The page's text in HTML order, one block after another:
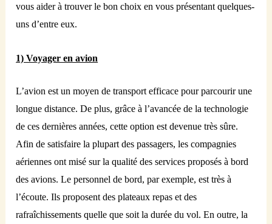
vous aider à trouver le bon choix en vous présentant quelques-
uns d’entre eux.
1) Voyager en avion
L’avion est un moyen de transport efficace pour parcourir une
longue distance. De plus, grâce à l’avancée de la technologie
de ces dernières années, cette option est devenue très sûre.
Afin de satisfaire la plupart des passagers, les compagnies
aériennes ont misé sur la qualité des services proposés à bord
des avions. Le personnel de bord, par exemple, est très à
l’écoute. Ils proposent des plateaux repas et des
rafraîchissements quelle que soit la durée du vol. En outre, la